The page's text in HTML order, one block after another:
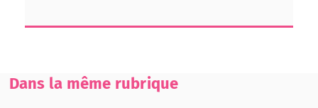
Dans la même rubrique